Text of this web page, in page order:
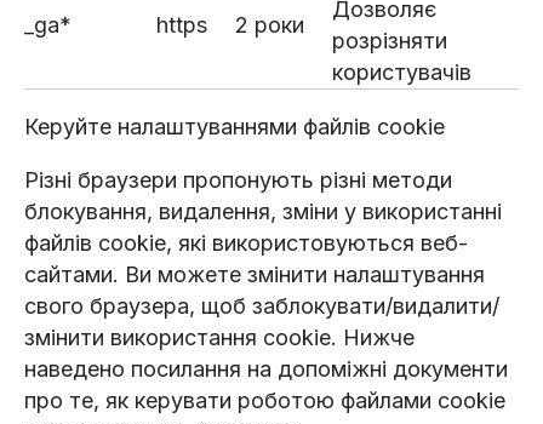
_ga* https 2 роки
Дозволяє
розрізняти
користувачів
Керуйте налаштуваннями файлів cookie
Різні браузери пропонують різні методи
блокування, видалення, зміни у використанні
файлів cookie, які використовуються веб-
сайтами. Ви можете змінити налаштування
свого браузера, щоб заблокувати/видалити/
змінити використання cookie. Нижче
наведено посилання на допоміжні документи
про те, як керувати роботою файлами cookie